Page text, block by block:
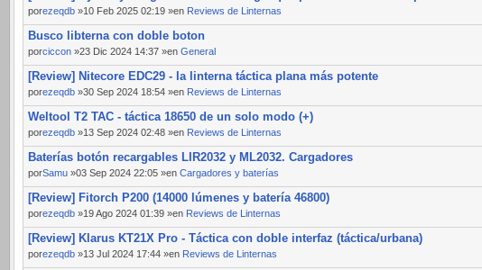
porezeqdb »10 Feb 2025 02:19 »en Reviews de Linternas
Busco libterna con doble boton
porciccon »23 Dic 2024 14:37 »en General
[Review] Nitecore EDC29 - la linterna táctica plana más potente
porezeqdb »30 Sep 2024 18:54 »en Reviews de Linternas
Weltool T2 TAC - táctica 18650 de un solo modo (+)
porezeqdb »13 Sep 2024 02:48 »en Reviews de Linternas
Baterías botón recargables LIR2032 y ML2032. Cargadores
porSamu »03 Sep 2024 22:05 »en Cargadores y baterías
[Review] Fitorch P200 (14000 lúmenes y batería 46800)
porezeqdb »19 Ago 2024 01:39 »en Reviews de Linternas
[Review] Klarus KT21X Pro - Táctica con doble interfaz (táctica/urbana)
porezeqdb »13 Jul 2024 17:44 »en Reviews de Linternas